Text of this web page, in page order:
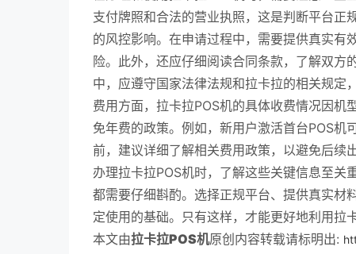
支付牌照和合法的营业执照，这是判断平台正
的风控影响。在申请过程中，需要提供真实有
险。此外，还应仔细阅读合同条款，了解双方
中，应遵守国家法律法规和拉卡拉的相关规定
费用方面，拉卡拉POS机的具体收费情况因
免年费的政策。例如，新用户激活首台POS
前，建议详细了解相关费用政策，以避免后续
办理拉卡拉POS机时，了解这些关键信息至
都需要仔细斟酌。选择正规平台、提供真实材
定使用的基础。只有这样，才能更好地利用拉
本文由拉卡拉POS机原创内容转载请标明出: